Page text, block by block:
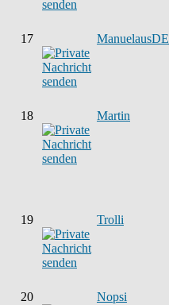
17 ManuelausDE
18 Martin
19 Trolli
20 Nopsi